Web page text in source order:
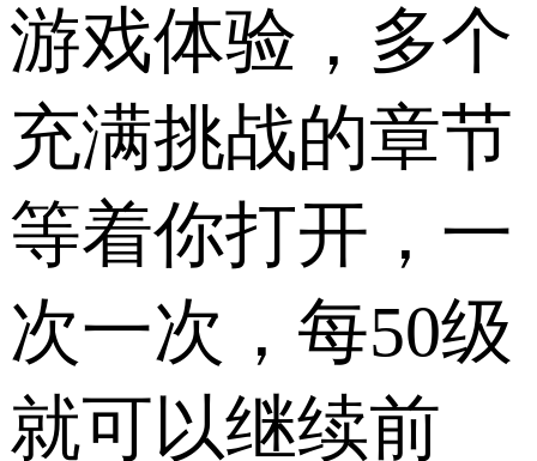
游戏体验，多个
充满挑战的章节
等着你打开，一
次一次，每50级
就可以继续前